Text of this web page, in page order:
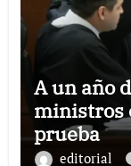
A un año
ministros
prueba
editorial